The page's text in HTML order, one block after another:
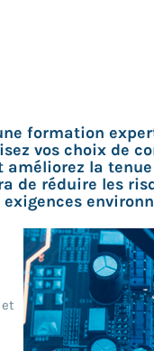
formation
vos choix de
la
de réduire les